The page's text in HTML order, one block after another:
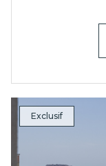
Exclusif